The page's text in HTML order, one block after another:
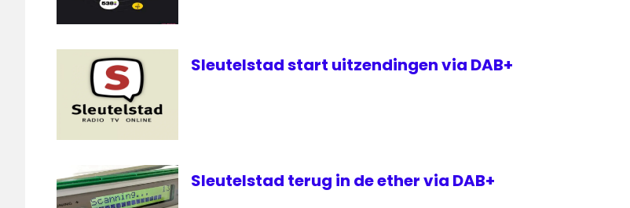
Sleutelstad start uitzendingen via DAB+
Sleutelstad terug in de ether via DAB+